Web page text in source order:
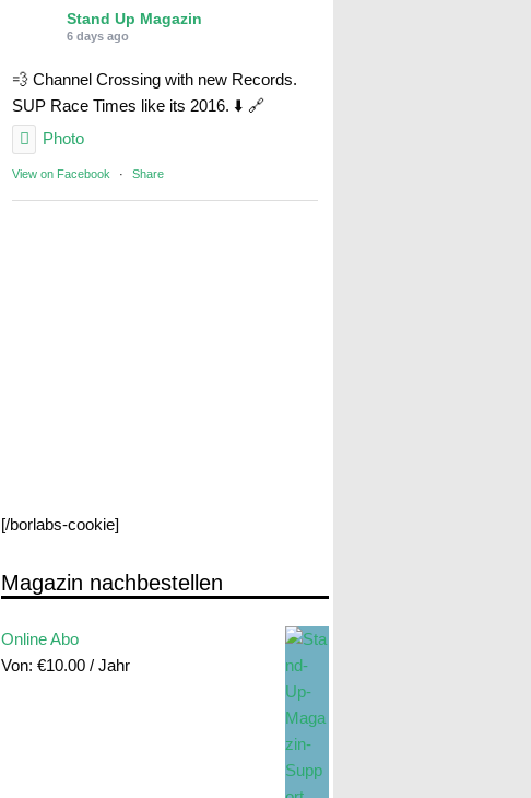
Stand Up Magazin
6 days ago
💨 Channel Crossing with new Records.
SUP Race Times like its 2016. ⬇️ 🔗
Photo
View on Facebook · Share
[/borlabs-cookie]
Magazin nachbestellen
Online Abo
Von: €10.00 / Jahr